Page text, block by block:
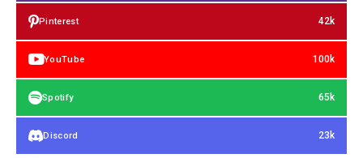
Pinterest 42k
YouTube 100k
Spotify 65k
Discord 23k